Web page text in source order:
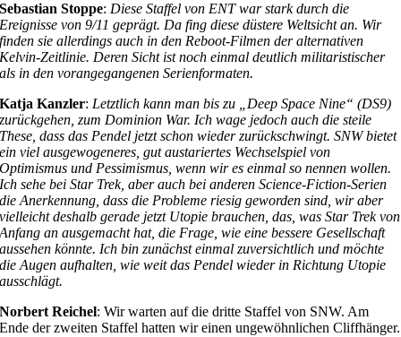
Sebastian Stoppe: Diese Staffel von ENT war stark durch die
Ereignisse von 9/11 geprägt. Da fing diese düstere Weltsicht an. Wir
finden sie allerdings auch in den Reboot-Filmen der alternativen
Kelvin-Zeitlinie. Deren Sicht ist noch einmal deutlich militaristischer
als in den vorangegangenen Serienformaten.
Katja Kanzler: Letztlich kann man bis zu „Deep Space Nine“ (DS9)
zurückgehen, zum Dominion War. Ich wage jedoch auch die steile
These, dass das Pendel jetzt schon wieder zurückschwingt. SNW bietet
ein viel ausgewogeneres, gut austariertes Wechselspiel von
Optimismus und Pessimismus, wenn wir es einmal so nennen wollen.
Ich sehe bei Star Trek, aber auch bei anderen Science-Fiction-Serien
die Anerkennung, dass die Probleme riesig geworden sind, wir aber
vielleicht deshalb gerade jetzt Utopie brauchen, das, was Star Trek von
Anfang an ausgemacht hat, die Frage, wie eine bessere Gesellschaft
aussehen könnte. Ich bin zunächst einmal zuversichtlich und möchte
die Augen aufhalten, wie weit das Pendel wieder in Richtung Utopie
ausschlägt.
Norbert Reichel: Wir warten auf die dritte Staffel von SNW. Am
Ende der zweiten Staffel hatten wir einen ungewöhnlichen Cliffhänger.